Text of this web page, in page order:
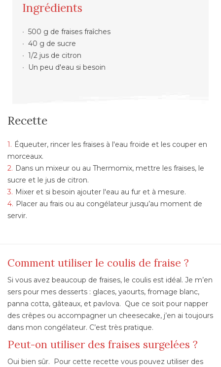
Ingrédients
500 g de fraises fraîches
40 g de sucre
1/2 jus de citron
Un peu d'eau si besoin
Recette
Équeuter, rincer les fraises à l'eau froide et les couper en
morceaux.
Dans un mixeur ou au Thermomix, mettre les fraises, le
sucre et le jus de citron.
Mixer et si besoin ajouter l'eau au fur et à mesure.
Placer au frais ou au congélateur jusqu’au moment de
servir.
Comment utiliser le coulis de fraise ?
Si vous avez beaucoup de fraises, le coulis est idéal. Je m’en
sers pour mes desserts : glaces, yaourts, fromage blanc,
panna cotta, gâteaux, et pavlova. Que ce soit pour napper
des crêpes ou accompagner un cheesecake, j’en ai toujours
dans mon congélateur. C’est très pratique.
Peut-on utiliser des fraises surgelées ?
Oui bien sûr. Pour cette recette vous pouvez utiliser des